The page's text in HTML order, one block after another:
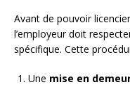
Avant de pouvoir
l’employeur doit
spécifique. Cette
Une mise en